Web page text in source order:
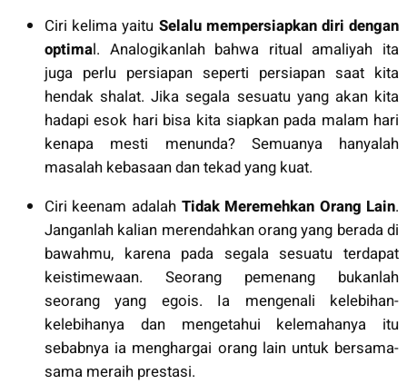
Ciri kelima yaitu Selalu mempersiapkan diri dengan
optimal. Analogikanlah bahwa ritual amaliyah ita
juga perlu persiapan seperti persiapan saat kita
hendak shalat. Jika segala sesuatu yang akan kita
hadapi esok hari bisa kita siapkan pada malam hari
kenapa mesti menunda? Semuanya hanyalah
masalah kebasaan dan tekad yang kuat.
Ciri keenam adalahTidak Meremehkan Orang Lain.
Janganlah kalian merendahkan orang yang berada di
bawahmu, karena pada segala sesuatu terdapat
keistimewaan. Seorang pemenang bukanlah
seorang yang egois. Ia mengenali kelebihan-
kelebihanya dan mengetahui kelemahanya itu
sebabnya ia menghargai orang lain untuk bersama-
sama meraih prestasi.